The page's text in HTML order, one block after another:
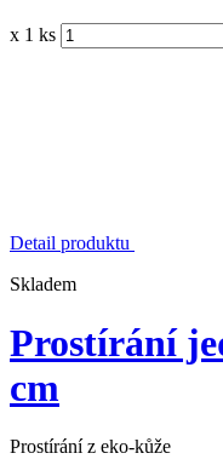
x 1 ks
Detail produktu
Skladem
Prostírání
cm
Prostírání z eko-kůže